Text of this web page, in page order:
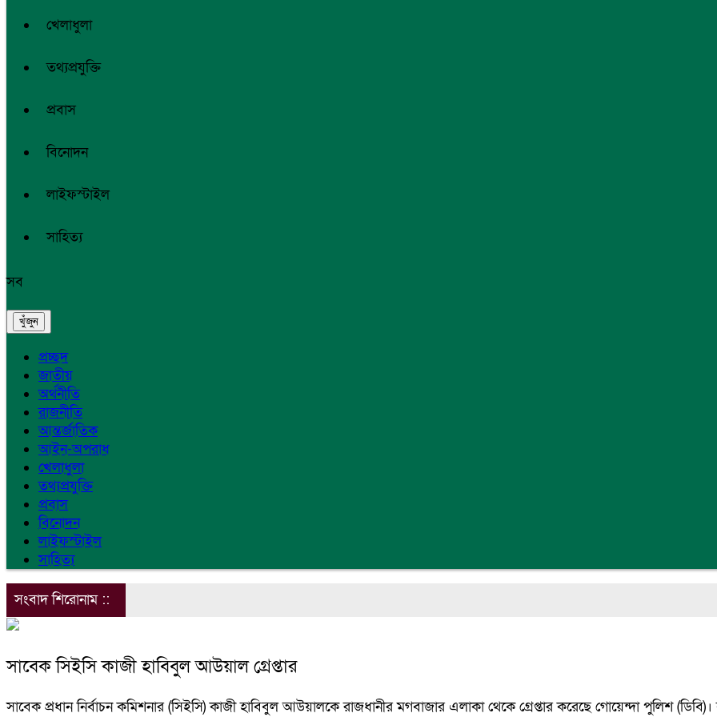
খেলাধুলা
তথ্যপ্রযুক্তি
প্রবাস
বিনোদন
লাইফস্টাইল
সাহিত্য
সব
প্রচ্ছদ
জাতীয়
অর্থনীতি
রাজনীতি
আন্তর্জাতিক
আইন-অপরাধ
খেলাধুলা
তথ্যপ্রযুক্তি
প্রবাস
বিনোদন
লাইফস্টাইল
সাহিত্য
সংবাদ শিরোনাম ::
সাবেক সিইসি কাজী হাবিবুল আউয়াল গ্রেপ্তার
সাবেক প্রধান নির্বাচন কমিশনার (সিইসি) কাজী হাবিবুল আউয়ালকে রাজধানীর মগবাজার এলাকা থেকে গ্রেপ্তার করেছে গোয়েন্দা পুলিশ